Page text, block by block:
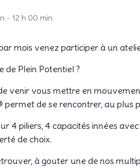
- 12 h 00 min
mois venez participer à un
de Plein Potentiel ?
venir vous mettre en
permet de se rencontrer, au plus
4 piliers, 4 capacités innées
de choix.
à gouter une de nos